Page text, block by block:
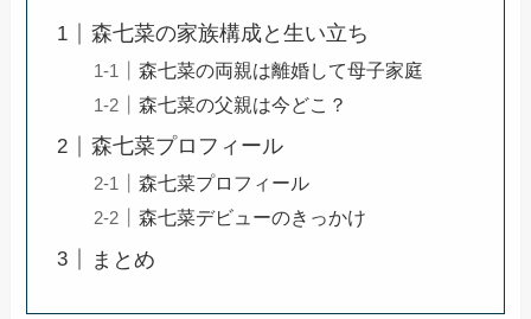
森七菜の家族構成と生い立ち
森七菜の両親は離婚して母子家庭
森七菜の父親は今どこ？
森七菜プロフィール
森七菜プロフィール
森七菜デビューのきっかけ
まとめ